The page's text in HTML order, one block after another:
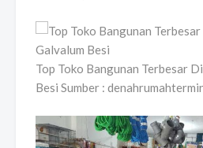
Top Toko Bangunan Terbesar
Besi Sumber :